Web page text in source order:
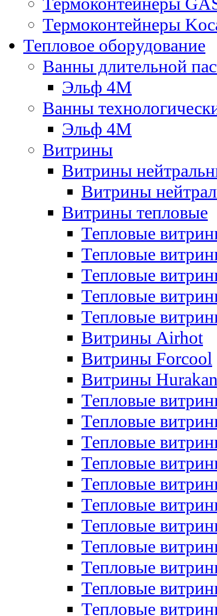
Термоконтейнеры
Тепловое оборудование
Ванны длительной
Эльф 4М
Ванны
Эльф 4М
Витрины
Витрины
Витрины
Витрины тепловые
Тепловые
Тепловые
Тепловые
Тепловые
Тепловые
Витрины Airhot
Витрины Forcool
Витрины
Тепловые
Тепловые
Тепловые
Тепловые
Тепловые
Тепловые
Тепловые
Тепловые
Тепловые
Тепловые
Тепловые